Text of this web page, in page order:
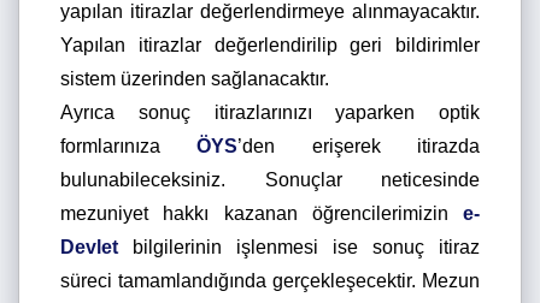
yapılan itirazlar değerlendirmeye alınmayacaktır.
Yapılan itirazlar değerlendirilip geri bildirimler
sistem üzerinden sağlanacaktır.
Ayrıca sonuç itirazlarınızı yaparken optik
formlarınızaÖYS’den erişerek itirazda
bulunabileceksiniz. Sonuçlar neticesinde
mezuniyet hakkı kazanan öğrencilerimizin e-
Devlet bilgilerinin işlenmesi ise sonuç itiraz
süreci tamamlandığında gerçekleşecektir. Mezun